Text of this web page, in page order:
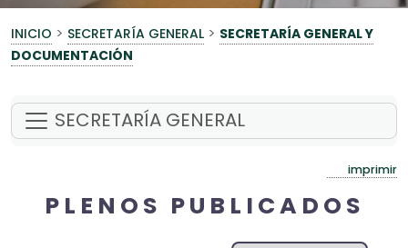
INICIO > SECRETARÍA GENERAL > SECRETARÍA GENERAL Y
DOCUMENTACIÓN
SECRETARÍA GENERAL
imprimir
PLENOS PUBLICADOS